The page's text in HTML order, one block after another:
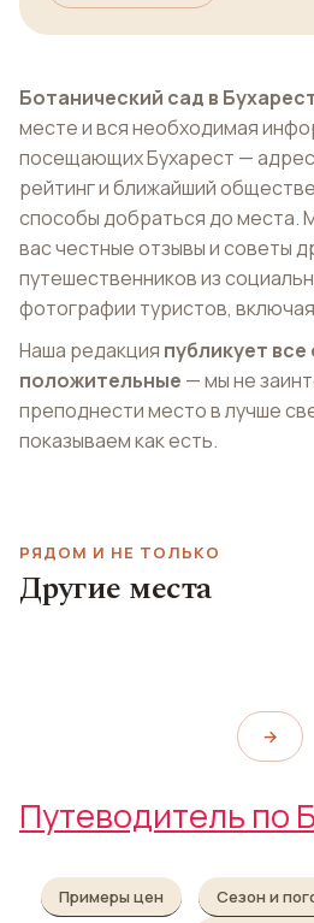
Ботанический сад в
месте и вся необходимая
посещающих Бухарест —
рейтинг и ближайший
способы добраться до места.
вас честные отзывы и советы
путешественников из
фотографии туристов,
Наша редакция публикует
положительные — мы не
преподнести место в лучше
показываем как есть.
РЯДОМ И НЕ ТОЛЬКО
Другие места
Константина и
Елены
Catedrala Patriarhală „Sfinții
→
Путеводитель по
Примеры цен Сезон и